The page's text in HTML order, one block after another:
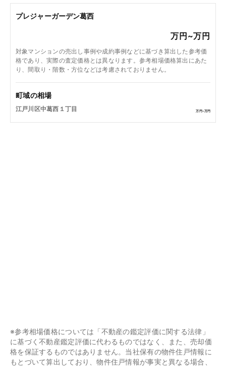
プレジャーガーデン葛西
万円~万円
対象マンションの売出し事例や成約事例などに基づき算出した参考価
格であり、実際の査定価格とは異なります。参考相場価格算出にあた
り、間取り・階数・方位などは考慮されておりません。
町域の相場
江戸川区中葛西１丁目 万円~万円
※参考相場価格については「不動産の鑑定評価に関する法律」
に基づく不動産鑑定評価に代わるものではなく、また、売却価
格を保証するものではありません。当社保有の物件住戸情報に
もとづいて算出しており、物件住戸情報が事実と異なる場合、